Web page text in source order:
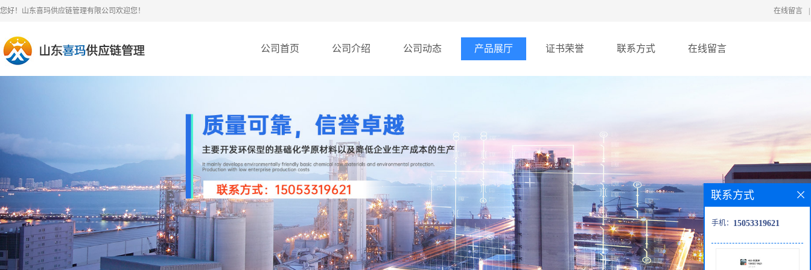
您好！山东喜玛供应链管理有限公司欢迎您！ 在线留言
公司首页 公司介绍 公司动态 产品展厅 证书荣誉 联系方式 在线留言
联系方式
手机： 15053319621